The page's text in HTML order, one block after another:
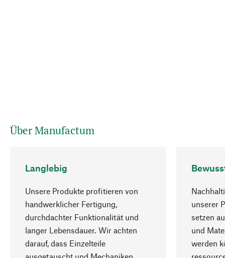
Über Manufactum
Langlebig
Unsere Produkte profitieren von
handwerklicher Fertigung,
durchdachter Funktionalität und
langer Lebensdauer. Wir achten
darauf, dass Einzelteile
unserer
setzen
und
werden